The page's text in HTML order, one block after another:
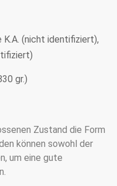
K.A. (nicht identifiziert),
gr.)
Zustand die Form
können sowohl der
um eine gute